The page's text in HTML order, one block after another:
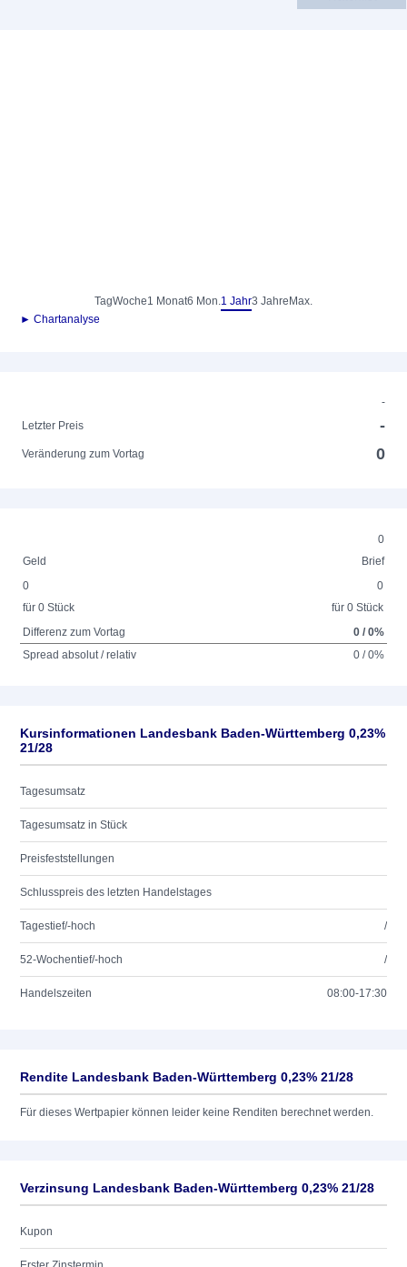
TagWoche1 Monat6 Mon.1 Jahr3 Jahre Max.
► Chartanalyse
-
Letzter Preis
-
Veränderung zum Vortag 0
0
Geld
Brief
0
für 0 Stück
0
für 0 Stück
Differenz zum Vortag
0 / 0%
Spread absolut / relativ
0 / 0%
Kursinformationen Landesbank Baden-Württemberg 0,23%
21/28
Tagesumsatz
Tagesumsatz in Stück
Preisfeststellungen
Schlusspreis des letzten Handelstages
Tagestief/-hoch /
52-Wochentief/-hoch /
Handelszeiten 08:00-17:30
Rendite Landesbank Baden-Württemberg 0,23% 21/28
Für dieses Wertpapier können leider keine Renditen berechnet werden.
Verzinsung Landesbank Baden-Württemberg 0,23% 21/28
Kupon